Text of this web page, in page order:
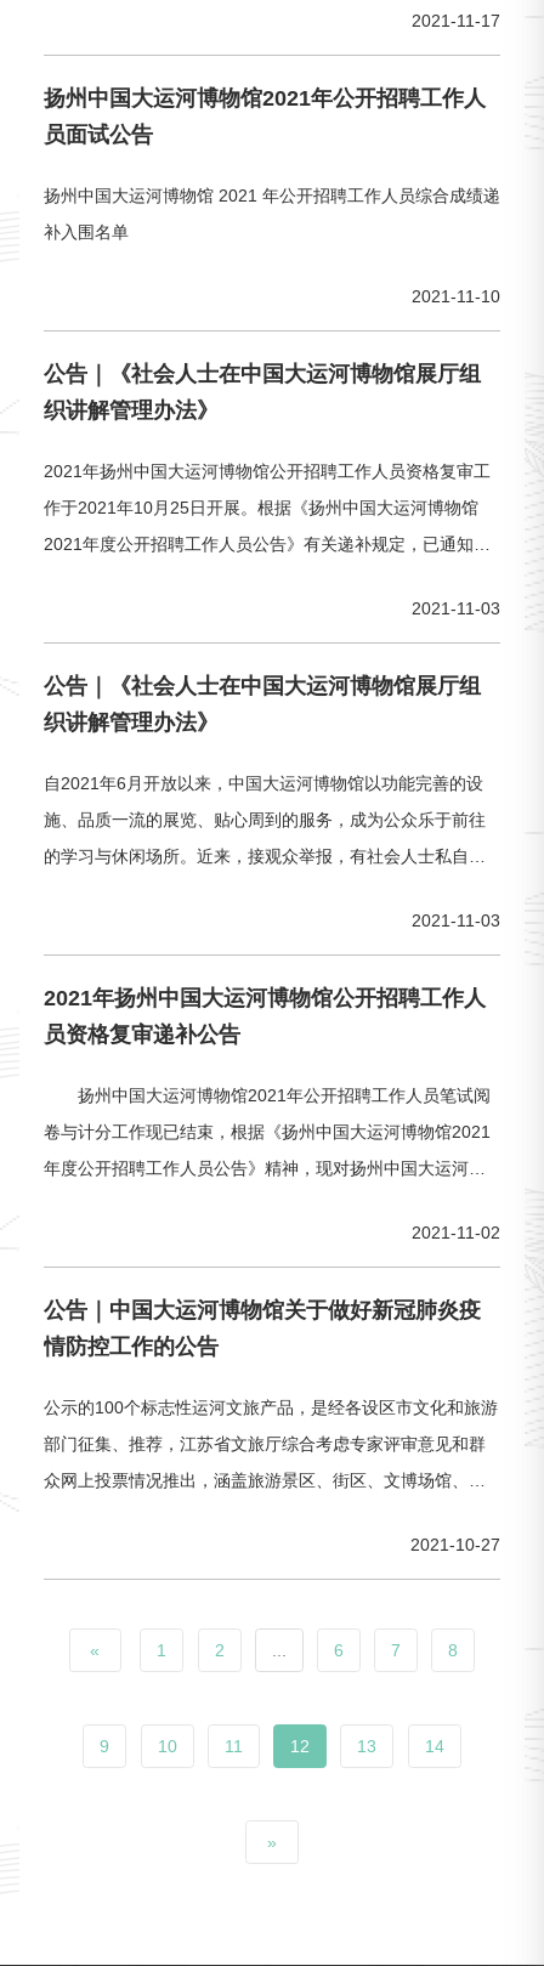
2021-11-17
扬州中国大运河博物馆2021年公开招聘工作人
员面试公告
扬州中国大运河博物馆 2021 年公开招聘工作人员综合成绩递
补入围名单
2021-11-10
公告｜《社会人士在中国大运河博物馆展厅组
织讲解管理办法》
2021年扬州中国大运河博物馆公开招聘工作人员资格复审工
作于2021年10月25日开展。根据《扬州中国大运河博物馆
2021年度公开招聘工作人员公告》有关递补规定，已通知下
2021-11-03
公告｜《社会人士在中国大运河博物馆展厅组
织讲解管理办法》
自2021年6月开放以来，中国大运河博物馆以功能完善的设
施、品质一流的展览、贴心周到的服务，成为公众乐于前往
的学习与休闲场所。近来，接观众举报，有社会人士私自在
员拥堵、环境嘈杂，严重影响观众参观质量，扰乱了展厅正
之处，易误导观众。为此，中国大运河博物馆制定《社会人
士在中国
2021-11-03
2021年扬州中国大运河博物馆公开招聘工作人
员资格复审递补公告
扬州中国大运河博物馆2021年公开招聘工作人员笔试阅
卷与计分工作现已结束，根据《扬州中国大运河博物馆2021
年度公开招聘工作人员公告》精神，现对扬州中国大运河博
2021-11-02
公告｜中国大运河博物馆关于做好新冠肺炎疫
情防控工作的公告
公示的100个标志性运河文旅产品，是经各设区市文化和旅游
部门征集、推荐，江苏省文旅厅综合考虑专家评审意见和群
众网上投票情况推出，涵盖旅游景区、街区、文博场馆、旅
2021-10-27
« 1 2 6 7 8
9 10 11 12 13 14
»